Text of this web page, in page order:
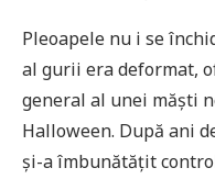
Pleoapele nu i se
al gurii era deformat,
general al unei măști
Halloween. După ani
și-a îmbunătățit